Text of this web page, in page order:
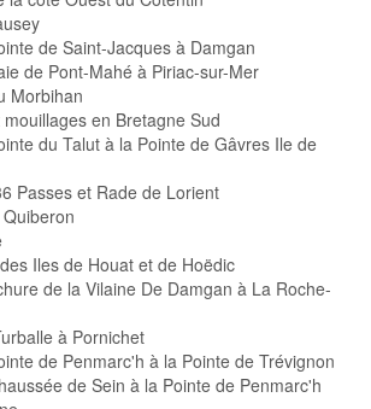
de Saint-Jacques à Damgan
de Pont-Mahé à Piriac-sur-Mer
Morbihan
mouillages en Bretagne Sud
du Talut à la Pointe de Gâvres Ile de
Passes et Rade de Lorient
Iles de Houat et de Hoëdic
de la Vilaine De Damgan à La Roche-
à Pornichet
de Penmarc'h à la Pointe de Trévignon
de Sein à la Pointe de Penmarc'h